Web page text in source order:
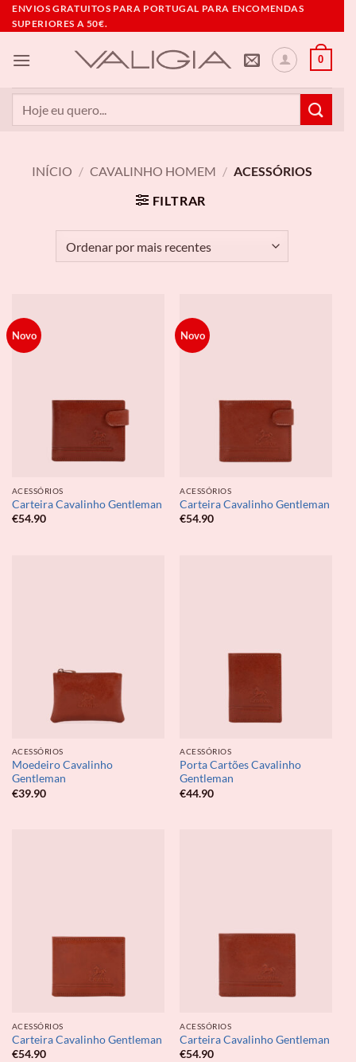
Skip
to
ENVIOS GRATUITOS PARA PORTUGAL PARA ENCOMENDAS
SUPERIORES A 50€.
0
INÍCIO / CAVALINHO HOMEM / ACESSÓRIOS
FILTRAR
Novo
ACESSÓRIOS
Carteira Cavalinho Gentleman
€54.90
Novo
ACESSÓRIOS
Carteira Cavalinho Gentleman
€54.90
ACESSÓRIOS
Moedeiro Cavalinho
Gentleman
€39.90
ACESSÓRIOS
Porta Cartões Cavalinho
Gentleman
€44.90
ACESSÓRIOS
Carteira Cavalinho Gentleman
€54.90
ACESSÓRIOS
Carteira Cavalinho Gentleman
€54.90